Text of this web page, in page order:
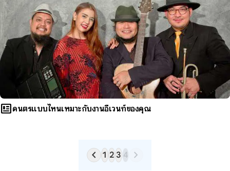
newsmodeดนตรีแบบไหนเหมาะกับงานอีเวนท์ของคุณ
chevron_left 1 2 3 4 chevron_right